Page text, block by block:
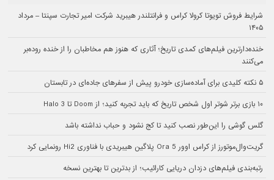
شرایط فروش تویوتا کرولا کراس و فرانتلندر هیبرید شرکت امیر تجارت سپنتا – مرداد
۱۴۰۵
خنده‌دارترین فیلم‌های کمدی تاریخ؛ آثاری که هنوز هم مخاطبان را از خنده روده‌بر
می‌کنند
۵ نکته کلیدی برای آماده‌سازی خودرو پیش از سفرهای جاده‌ای در تابستان
۱۰ بازی برتر شوتر اول شخص تاریخ که باید تجربه کنید؛ از Doom تا Halo 3
گلس گوشی را این‌طور نصب کنید تا کج نشود و حباب نداشته باشد
گریت‌وال‌موتورز از کراس اوور Ora 5 پلاگین هیبریدی با فناوری Hi2 رونمایی کرد
رتبه‌بندی فیلم‌های دزدان دریایی کارائیب؛ از بدترین تا بهترین نسخه